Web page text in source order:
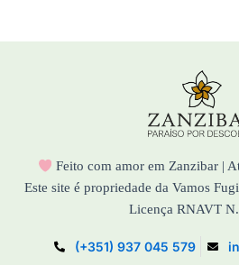
Feito com amor em Zanzibar |
Este site é propriedade da Vamos
Licença RNAVT
(+351) 937 045 579